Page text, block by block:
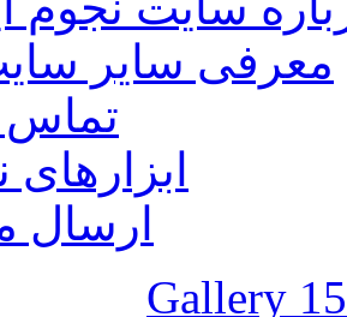
معرفی سایر
تماس
ارسال
Gallery 15